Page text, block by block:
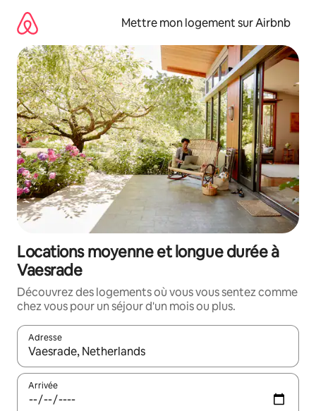
directement
contenu
Mettre mon logement sur Airbnb
Locations moyenne et longue durée à
Vaesrade
Découvrez des logements où vous vous sentez comme
chez vous pour un séjour d'un mois ou plus.
Adresse
Lorsque les résultats s'affichent, utilisez les flèches vers le
Arrivée